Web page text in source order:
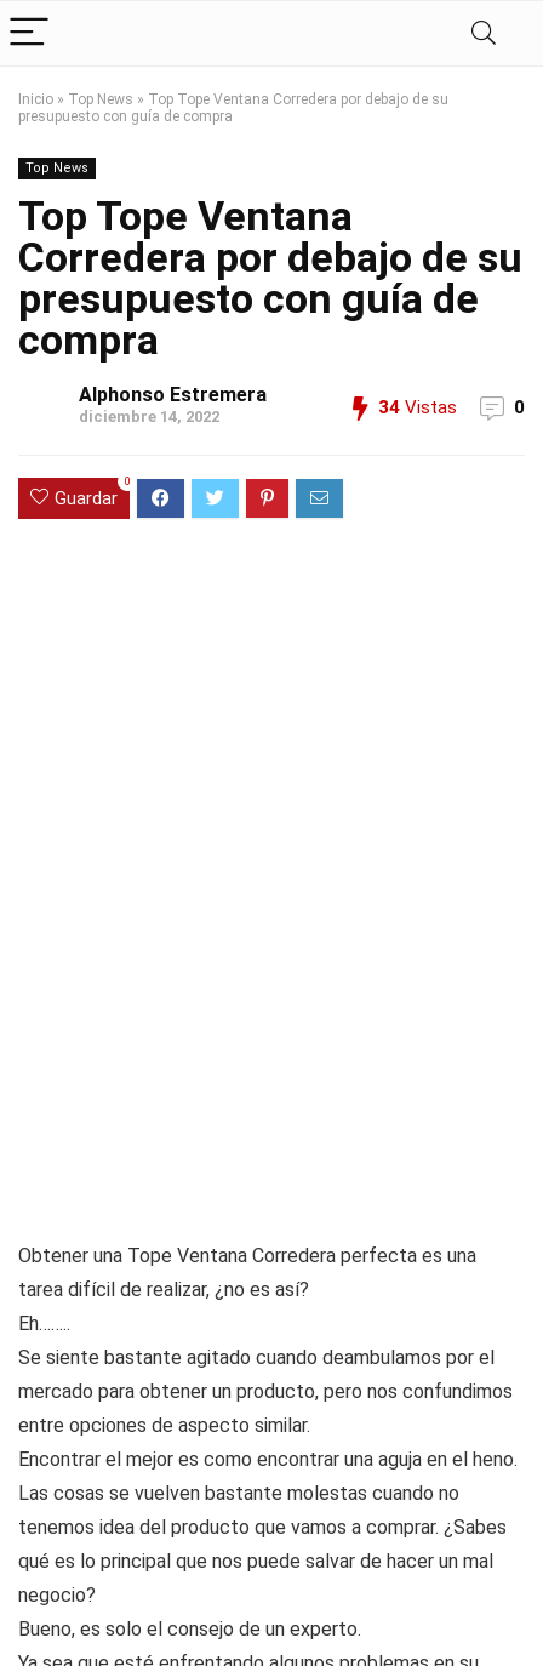
Inicio » Top News » Top Tope Ventana Corredera por debajo de su
presupuesto con guía de compra
Top News
Top Tope Ventana
Corredera por debajo de su
presupuesto con guía de
compra
Alphonso Estremera
diciembre 14, 2022 34 Vistas 0
Guardar
0
Obtener una Tope Ventana Corredera perfecta es una
tarea difícil de realizar, ¿no es así?
Eh……..
Se siente bastante agitado cuando deambulamos por el
mercado para obtener un producto, pero nos confundimos
entre opciones de aspecto similar.
Encontrar el mejor es como encontrar una aguja en el heno.
Las cosas se vuelven bastante molestas cuando no
tenemos idea del producto que vamos a comprar. ¿Sabes
qué es lo principal que nos puede salvar de hacer un mal
negocio?
Bueno, es solo el consejo de un experto.